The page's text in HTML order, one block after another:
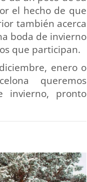
el hecho de que
también acerca
boda de invierno
que participan.
enero o
queremos
invierno, pronto